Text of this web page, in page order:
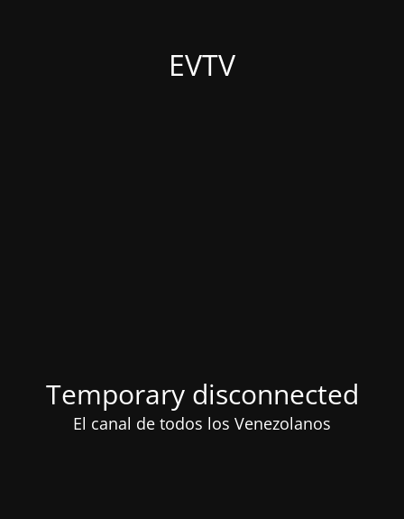
EVTV
Temporary disconnected
El canal de todos los Venezolanos